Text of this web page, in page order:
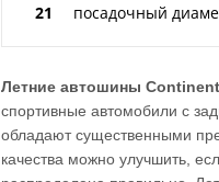
21
посадочный
Летние автошины
спортивные автомобили с
обладают существенными
качества можно улучшить,